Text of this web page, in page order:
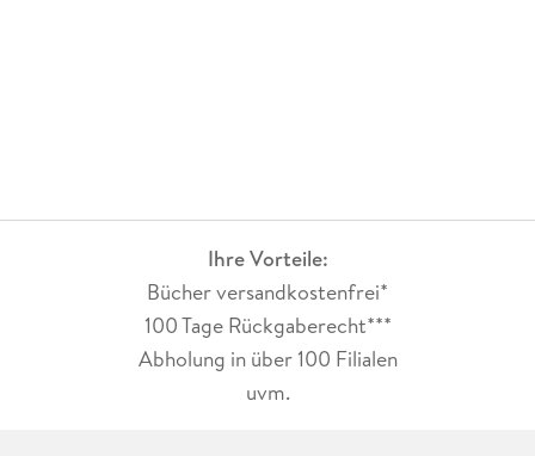
Ihre Vorteile:
Bücher versandkostenfrei*
100 Tage Rückgaberecht***
Abholung in über 100 Filialen
uvm.